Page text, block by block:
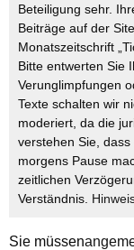
Beteiligung sehr.
Beiträge auf der
Monatszeitschrift
Bitte entwerten Sie
Verunglimpfungen
Texte schalten wir
moderiert, da die
verstehen Sie,
morgens Pause
zeitlichen
Verständnis.
Sie müssen